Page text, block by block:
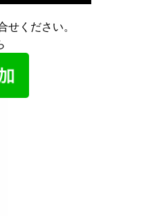
せください。